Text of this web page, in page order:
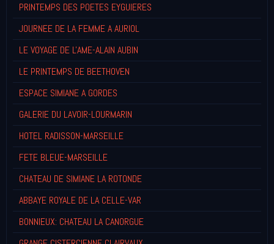
PRINTEMPS DES POETES EYGUIERES
JOURNEE DE LA FEMME A AURIOL
LE VOYAGE DE L'AME-ALAIN AUBIN
LE PRINTEMPS DE BEETHOVEN
ESPACE SIMIANE A GORDES
GALERIE DU LAVOIR-LOURMARIN
HOTEL RADISSON-MARSEILLE
FETE BLEUE-MARSEILLE
CHATEAU DE SIMIANE LA ROTONDE
ABBAYE ROYALE DE LA CELLE-VAR
BONNIEUX: CHATEAU LA CANORGUE